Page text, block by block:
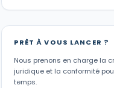
PRÊT À VOUS LANCER ?
Nous prenons en charge la
juridique et la conformité
temps.